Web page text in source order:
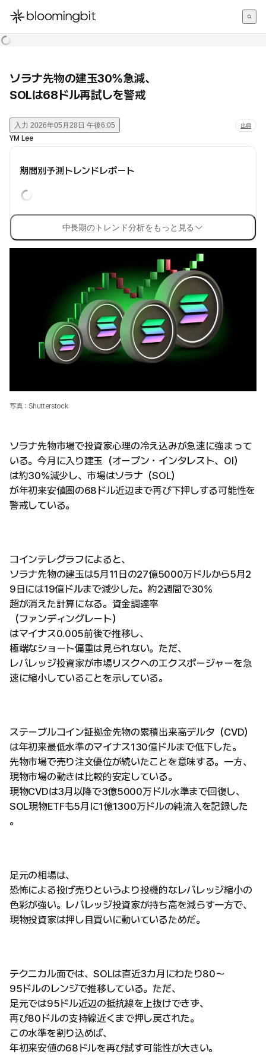
한국어
ソラナ先物の建玉30%急減、
SOLは68ドル再試しを警戒
入力 2026年05月28日 午後6:05 出典
YM Lee
期間別予測トレンドレポート
中長期のトレンド分析をもっと見る
写真：Shutterstock
ソラナ先物市場で投資家心理の冷え込みが急速に強まって
いる。今月に入り建玉（オープン・インタレスト、OI）
は約30%減少し、市場はソラナ（SOL）
が年初来安値圏の68ドル近辺まで再び下押しする可能性を
警戒している。
コインテレグラフによると、
ソラナ先物の建玉は5月11日の27億5000万ドルから5月2
9日には19億ドルまで減少した。約2週間で30%
超が消えた計算になる。資金調達率
（ファンディングレート）
はマイナス0.005前後で推移し、
極端なショート偏重は見られない。ただ、
レバレッジ投資家が市場リスクへのエクスポージャーを急
速に縮小していることを示している。
ステーブルコイン証拠金先物の累積出来高デルタ（CVD）
は年初来最低水準のマイナス130億ドルまで低下した。
先物市場で売り注文優位が続いたことを意味する。一方、
現物市場の動きは比較的安定している。
現物CVDは3月以降で3億5000万ドル水準まで回復し、
SOL現物ETFも5月に1億1300万ドルの純流入を記録した
。
足元の相場は、
恐怖による投げ売りというより投機的なレバレッジ縮小の
色彩が強い。レバレッジ投資家が持ち高を減らす一方で、
現物投資家は押し目買いに動いているためだ。
テクニカル面では、SOLは直近3カ月にわたり80〜
95ドルのレンジで推移している。ただ、
足元では95ドル近辺の抵抗線を上抜けできず、
再び80ドルの支持線近くまで押し戻された。
この水準を割り込めば、
年初来安値の68ドルを再び試す可能性が大きい。